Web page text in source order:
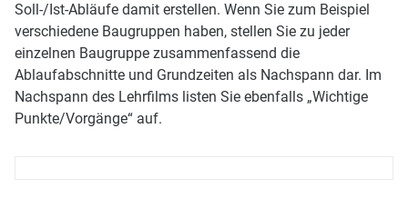
Soll-/Ist-Abläufe damit erstellen. Wenn Sie zum Beispiel
verschiedene Baugruppen haben, stellen Sie zu jeder
einzelnen Baugruppe zusammenfassend die
Ablaufabschnitte und Grundzeiten als Nachspann dar. Im
Nachspann des Lehrfilms listen Sie ebenfalls „Wichtige
Punkte/Vorgänge“ auf.